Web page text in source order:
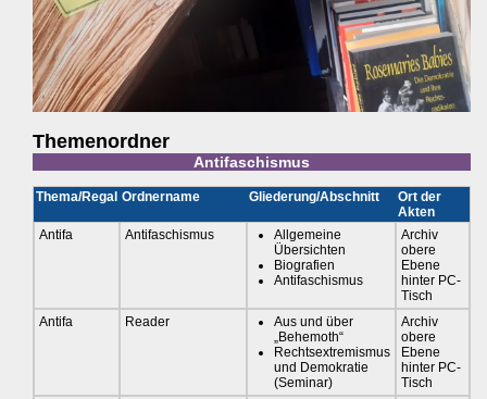
Themenordner
Antifaschismus
Thema/Regal Ordnername Gliederung/Abschnitt
Ort der
Akten
Antifa
Antifaschismus
Allgemeine
Übersichten
Biografien
Antifaschismus
Archiv
obere
Ebene
hinter PC-
Tisch
Antifa
Reader
Aus und über
„Behemoth“
Rechtsextremismus
und Demokratie
(Seminar)
Archiv
obere
Ebene
hinter PC-
Tisch